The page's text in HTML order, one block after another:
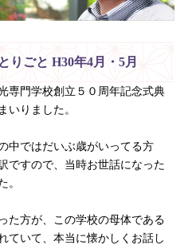
りごと H30年4月・5月
専門学校創立５０周年記念式典
いりました。
中ではだいぶ歳がいってる方
ですので、当時お世話になった
。
た方が、この学校の母体である
ていて、本当に懐かしくお話し